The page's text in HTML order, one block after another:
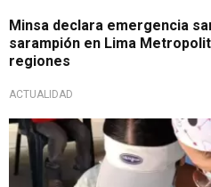
Minsa declara emergencia
sarampión en Lima
regiones
ACTUALIDAD
Alerta sanitaria